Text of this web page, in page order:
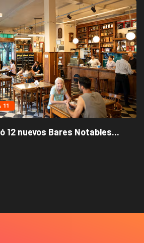
11
12 nuevos Bares Notables...